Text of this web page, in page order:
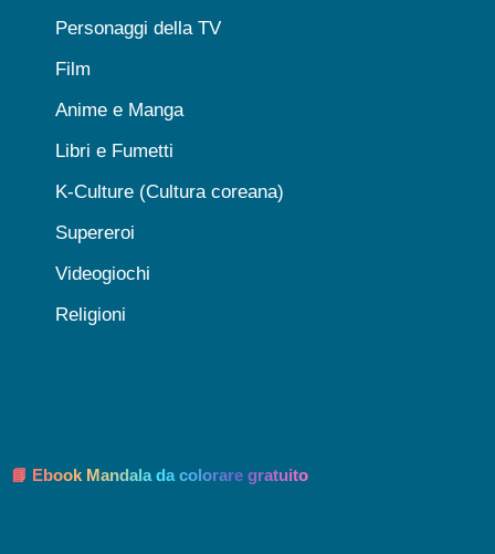
Personaggi della TV
Film
Anime e Manga
Libri e Fumetti
K-Culture (Cultura coreana)
Supereroi
Videogiochi
Religioni
📘 Ebook Mandala da colorare gratuito